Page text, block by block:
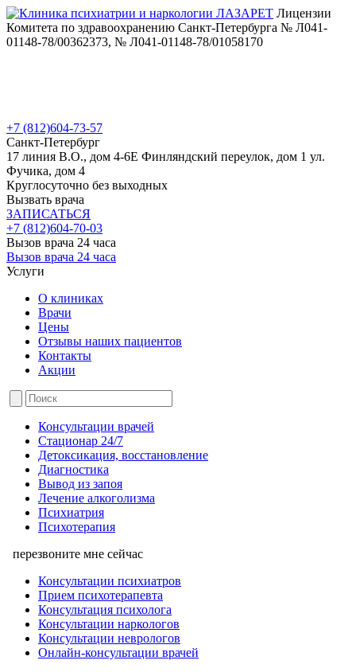
Лицензии
Комитета по здравоохранению Санкт-Петербурга № Л041-
01148-78/00362373, № Л041-01148-78/01058170
+7 (812)604-73-57
Санкт-Петербург
17 линия В.О., дом 4-6Е Финляндский переулок, дом 1 ул.
Фучика, дом 4
Круглосуточно без выходных
Вызвать врача
ЗАПИСАТЬСЯ
+7 (812)604-70-03
Вызов врача 24 часа
Вызов врача 24 часа
Услуги
О клиниках
Врачи
Цены
Отзывы наших пациентов
Контакты
Акции
Консультации врачей
Стационар 24/7
Детоксикация, восстановление
Диагностика
Вывод из запоя
Лечение алкоголизма
Психиатрия
Психотерапия
перезвоните мне сейчас
Консультации психиатров
Прием психотерапевта
Консультация психолога
Консультации наркологов
Консультации неврологов
Онлайн-консультации врачей